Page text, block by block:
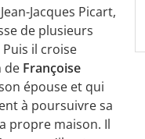
Jacques Picart,
de plusieurs
il croise
de Françoise
épouse et qui
à poursuivre sa
propre maison. Il